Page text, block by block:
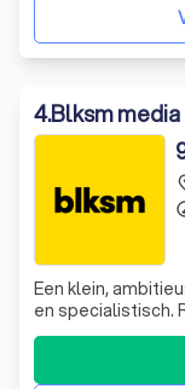
4.Blksm media
Een klein, ambitieus
en specialistisch.
immer één zaak
eindproduct. Dat
hebben jullie moai